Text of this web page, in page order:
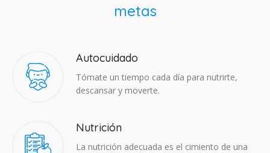
metas
Autocuidado
Tómate un tiempo cada día para nutrirte,
descansar y moverte.
Nutrición
La nutrición adecuada es el cimiento de una